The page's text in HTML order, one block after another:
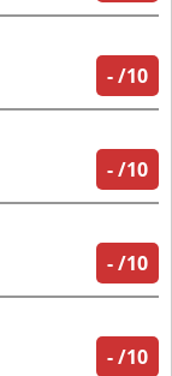
-/10
-/10
-/10
-/10